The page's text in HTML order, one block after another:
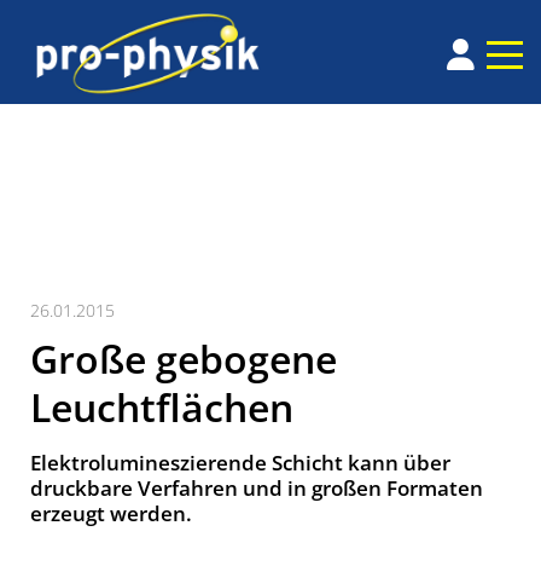
26.01.2015
Große gebogene
Leuchtflächen
Elektrolumineszierende Schicht kann über
druckbare Verfahren und in großen Formaten
erzeugt werden.